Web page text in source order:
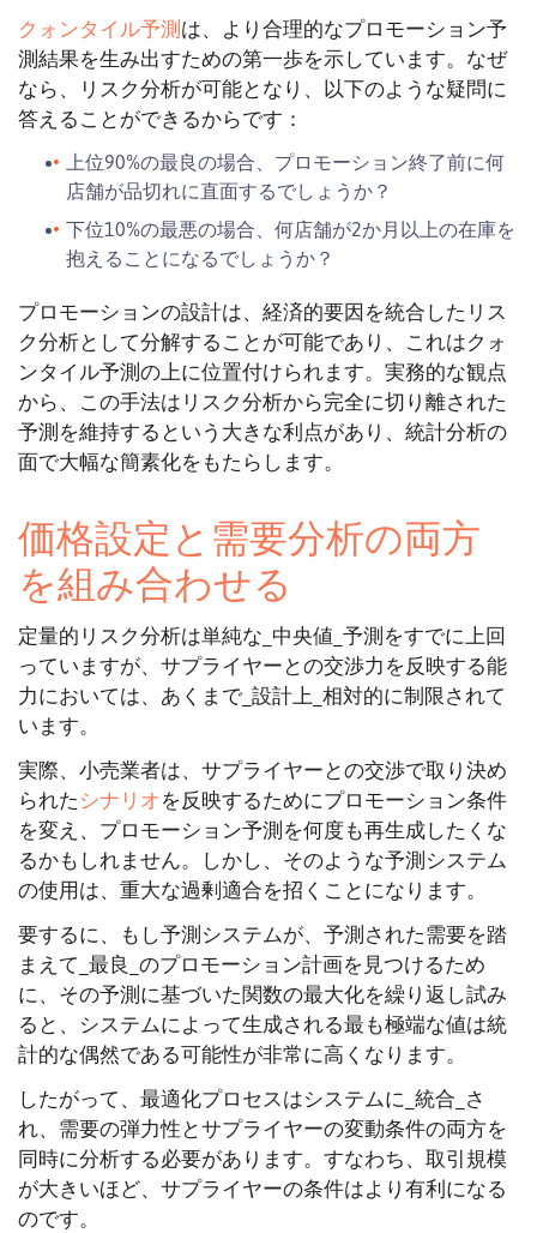
クォンタイル予測は、より合理的なプロモーション予
測結果を生み出すための第一歩を示しています。なぜ
なら、リスク分析が可能となり、以下のような疑問に
答えることができるからです：
上位90%の最良の場合、プロモーション終了前に何
店舗が品切れに直面するでしょうか？
下位10%の最悪の場合、何店舗が2か月以上の在庫を
抱えることになるでしょうか？
プロモーションの設計は、経済的要因を統合したリス
ク分析として分解することが可能であり、これはクォ
ンタイル予測の上に位置付けられます。実務的な観点
から、この手法はリスク分析から完全に切り離された
予測を維持するという大きな利点があり、統計分析の
面で大幅な簡素化をもたらします。
価格設定と需要分析の両方
を組み合わせる
定量的リスク分析は単純な_中央値_予測をすでに上回
っていますが、サプライヤーとの交渉力を反映する能
力においては、あくまで_設計上_相対的に制限されて
います。
実際、小売業者は、サプライヤーとの交渉で取り決め
られたシナリオを反映するためにプロモーション条件
を変え、プロモーション予測を何度も再生成したくな
るかもしれません。しかし、そのような予測システム
の使用は、重大な過剰適合を招くことになります。
要するに、もし予測システムが、予測された需要を踏
まえて_最良_のプロモーション計画を見つけるため
に、その予測に基づいた関数の最大化を繰り返し試み
ると、システムによって生成される最も極端な値は統
計的な偶然である可能性が非常に高くなります。
したがって、最適化プロセスはシステムに_統合_さ
れ、需要の弾力性とサプライヤーの変動条件の両方を
同時に分析する必要があります。すなわち、取引規模
が大きいほど、サプライヤーの条件はより有利になる
のです。